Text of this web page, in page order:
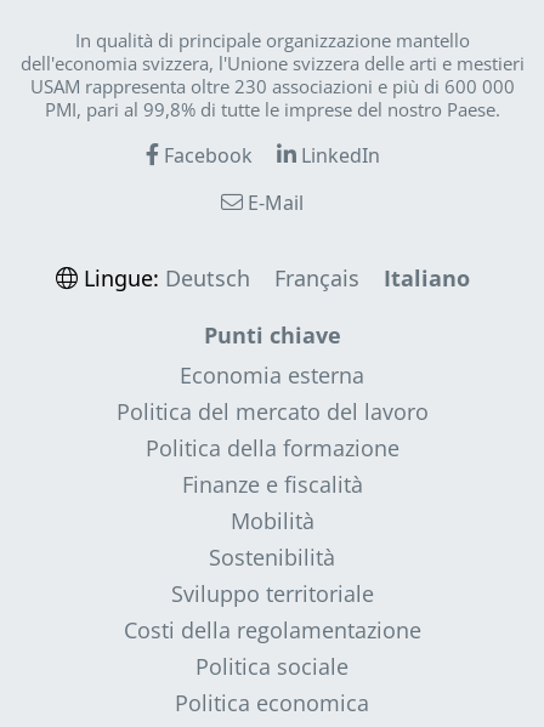
In qualità di principale organizzazione mantello
dell'economia svizzera, l'Unione svizzera delle arti e mestieri
USAM rappresenta oltre 230 associazioni e più di 600 000
PMI, pari al 99,8% di tutte le imprese del nostro Paese.
Facebook
LinkedIn
E-Mail
Lingue: Deutsch Français
Italiano
Punti chiave
Economia esterna
Politica del mercato del lavoro
Politica della formazione
Finanze e fiscalità
Mobilità
Sostenibilità
Sviluppo territoriale
Costi della regolamentazione
Politica sociale
Politica economica